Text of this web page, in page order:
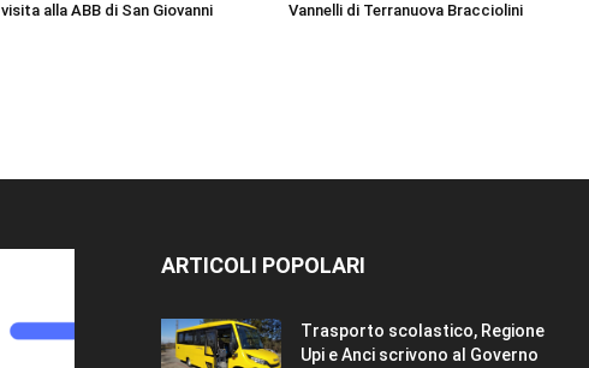
visita alla ABB di San Giovanni
Vannelli di Terranuova Bracciolini
ARTICOLI POPOLARI
Trasporto scolastico, Regione
Upi e Anci scrivono al Governo